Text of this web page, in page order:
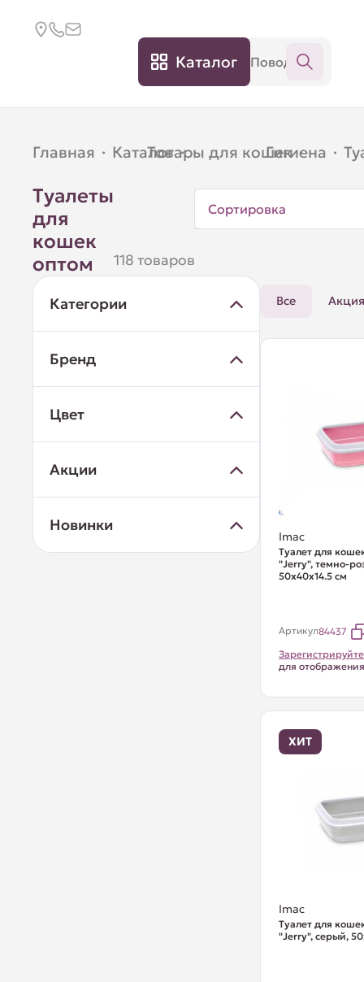
Каталог
Главная · Каталог ·
Товары для кошек ·
Гигиена ·
Туалеты
для
кошек
оптом
118 товаров
Сортировка
Категории
Бренд
Цвет
Акции
Новинки
Все
Imac
Туалет для
"Jerry", темно-
50х40х14.5 см
Артикул84437
для
ХИТ
Imac
Туалет для
"Jerry", серый,